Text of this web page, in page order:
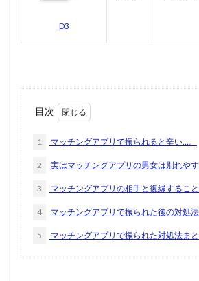
D3
目次
1 マッチングアプリで振られると辛い…。
2 実はマッチングアプリの男女は別れや
3 マッチングアプリの相手と復縁するこ
4 マッチングアプリで振られた後の対処
5 マッチングアプリで振られた対処法ま